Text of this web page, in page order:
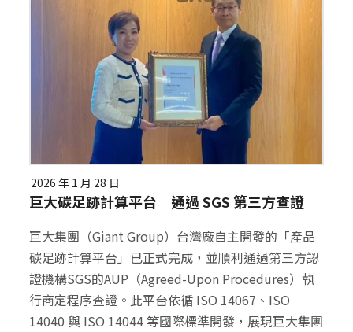
2026 年 1 月 28 日
巨大碳足跡計算平台 通過 SGS 第三方查證
巨大集團（Giant Group）台灣廠自主開發的「產品
碳足跡計算平台」已正式完成，並順利通過第三方認
證機構SGS的AUP（Agreed-Upon Procedures）執
行商定程序查證。此平台依循 ISO 14067、ISO
14040 與 ISO 14044 等國際標準開發，展現巨大集團